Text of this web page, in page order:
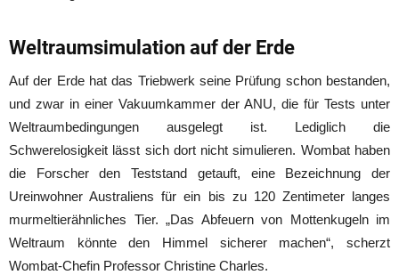
Weltraumsimulation auf der Erde
Auf der Erde hat das Triebwerk seine Prüfung schon bestanden,
und zwar in einer Vakuumkammer der ANU, die für Tests unter
Weltraumbedingungen ausgelegt ist. Lediglich die
Schwerelosigkeit lässt sich dort nicht simulieren. Wombat haben
die Forscher den Teststand getauft, eine Bezeichnung der
Ureinwohner Australiens für ein bis zu 120 Zentimeter langes
murmeltierähnliches Tier. „Das Abfeuern von Mottenkugeln im
Weltraum könnte den Himmel sicherer machen“, scherzt
Wombat-Chefin Professor Christine Charles.